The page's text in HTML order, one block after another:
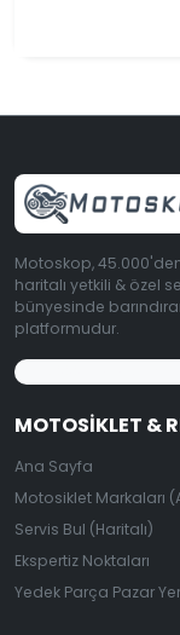
Motoskop,
haritalı yetkili & özel
bünyesinde
platformudur.
MOTOSIKLET &
Ana Sayfa
Motosiklet Markaları
Servis Bul (Haritalı)
Ekspertiz Noktaları
Yedek Parça Pazar